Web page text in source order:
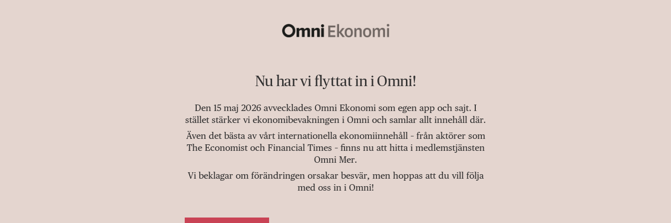
Nu har vi flyttat in i Omni!
Den 15 maj 2026 avvecklades Omni Ekonomi som egen app och sajt. I
stället stärker vi ekonomibevakningen i Omni och samlar allt innehåll där.
Även det bästa av vårt internationella ekonomiinnehåll – från aktörer som
The Economist och Financial Times – finns nu att hitta i medlemstjänsten
Omni Mer.
Vi beklagar om förändringen orsakar besvär, men hoppas att du vill följa
med oss in i Omni!